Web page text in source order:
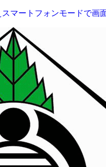
スマートフォンモードで画